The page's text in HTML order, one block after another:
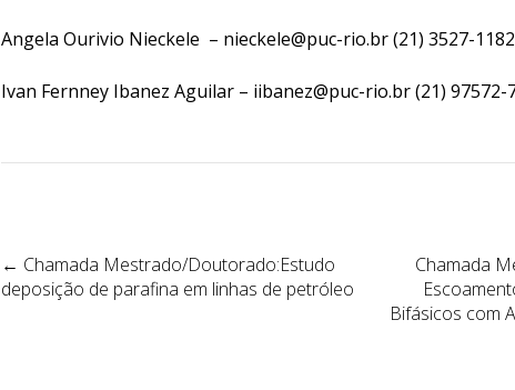
Angela Ourivio Nieckele – nieckele@puc-rio.br (21) 3527-1182
Ivan Fernney Ibanez Aguilar – iibanez@puc-rio.br (21) 97572-
navigation
← Chamada Mestrado/Doutorado:Estudo
deposição de parafina em linhas de petróleo
Chamada
Bifásicos com